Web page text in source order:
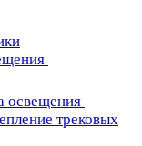
освещения
трековых